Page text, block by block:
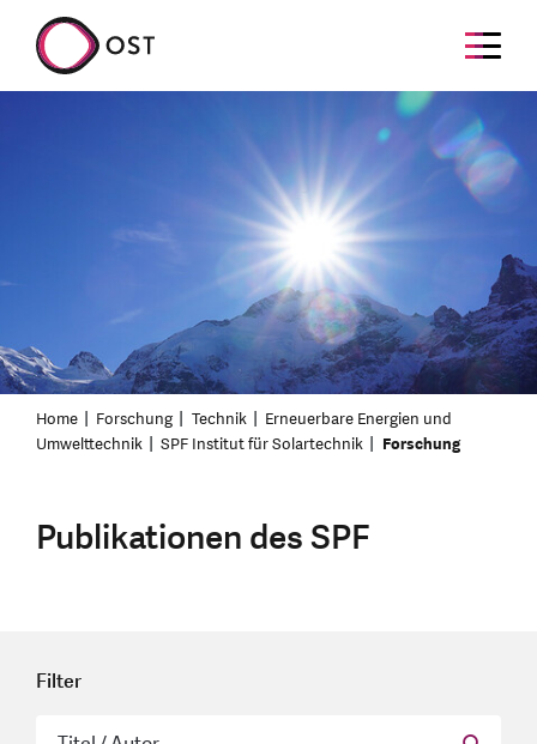
Home Forschung Technik
Erneuerbare Energien und
Umwelttechnik
SPF Institut für Solartechnik Forschung
Publikationen des SPF
Filter